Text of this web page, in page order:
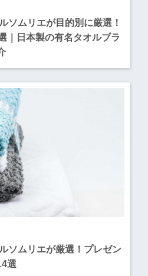
ソムリエが目的別に厳選！
｜日本製の有名タオルブラ
ソムリエが厳選！プレゼン
選